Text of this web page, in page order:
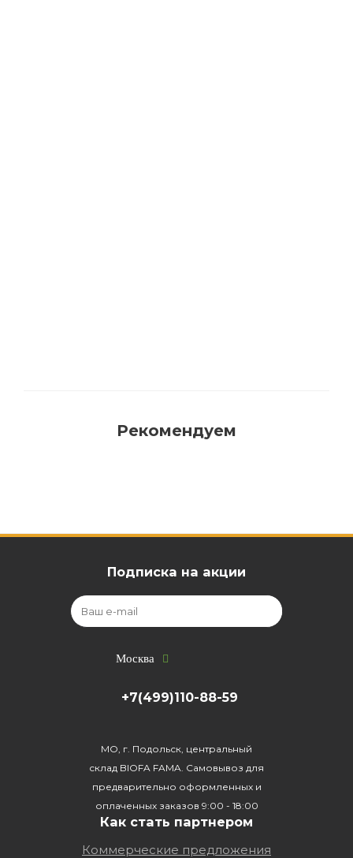
Рекомендуем
Подписка на акции
Москва
+7(499)110-88-59
МО, г. Подольск, центральный
склад BIOFA FAMA. Самовывоз для
предварительно оформленных и
оплаченных заказов 9:00 - 18:00
Как стать партнером
Коммерческие предложения